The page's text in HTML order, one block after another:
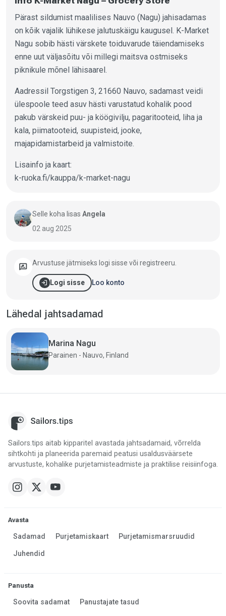
Pärast sildumist maalilises Nauvo (Nagu) jahisadamas
on kõik vajalik lühikese jalutuskäigu kaugusel. K-Market
Nagu sobib hästi värskete toiduvarude täiendamiseks
enne uut väljasõitu või millegi maitsva ostmiseks
piknikule mõnel lähisaarel.
Aadressil Torgstigen 3, 21660 Nauvo, sadamast veidi
ülespoole teed asuv hästi varustatud kohalik pood
pakub värskeid puu- ja köögivilju, pagaritooteid, liha ja
kala, piimatooteid, suupisteid, jooke,
majapidamistarbeid ja valmistoite.
Lisainfo ja kaart:
k-ruoka.fi/kauppa/k-market-nagu
Selle koha lisas Angela
02 aug 2025
rate_review Arvustuse jätmiseks logi sisse või registreeru.
login Logi sisse Loo konto
Lähedal jahtsadamad
Marina Nagu
Parainen - Nauvo, Finland
Sailors.tips aitab kipparitel avastada jahtsadamaid, võrrelda
sihtkohti ja planeerida paremaid peatusi usaldusväärsete
arvustuste, kohalike purjetamisteadmiste ja praktilise reisiinfoga.
Avasta
Sadamad Purjetamiskaart Purjetamismarsruudid
Juhendid
Panusta
Soovita sadamat Panustajate tasud